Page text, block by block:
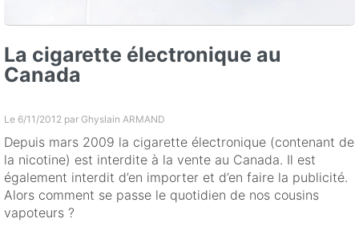
La cigarette électronique au
Canada
Le 6/11/2012 par Ghyslain ARMAND
Depuis mars 2009 la cigarette électronique (contenant de
la nicotine) est interdite à la vente au Canada. Il est
également interdit d’en importer et d’en faire la publicité.
Alors comment se passe le quotidien de nos cousins
vapoteurs ?